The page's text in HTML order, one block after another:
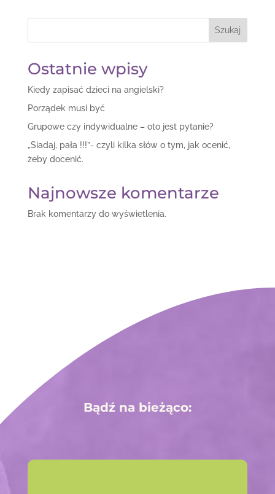
Szukaj
Ostatnie wpisy
Kiedy zapisać dzieci na angielski?
Porządek musi być
Grupowe czy indywidualne – oto jest pytanie?
„Siadaj, pała !!!”- czyli kilka słów o tym, jak ocenić,
żeby docenić.
Najnowsze komentarze
Brak komentarzy do wyświetlenia.
Bądź na bieżąco: